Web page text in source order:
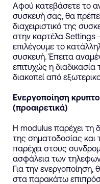
Αφού κατεβάσετε το
συσκευή σας, θα
διαχειριστικό της
στην καρτέλα Settings
επιλέγουμε το
συσκευή. Έπειτα
επιτυχώς η
διακοπεί από
Ενεργοποίηση
(προαιρετικά)
H modulus παρέχει τη
της σηματοδοσίας και
παρέχει στους
ασφάλεια των
Για την
στα παρακάτω